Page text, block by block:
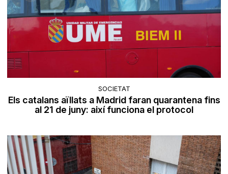
SOCIETAT
Els catalans aïllats a Madrid faran quarantena fins
al 21 de juny: així funciona el protocol